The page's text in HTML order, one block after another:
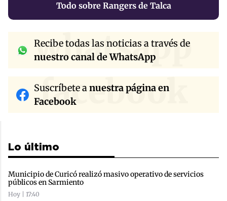
Todo sobre Rangers de Talca
whatsapp
Recibe todas las noticias a través de
nuestro canal de WhatsApp
facebook
Suscríbete anuestra página en
Facebook
Lo último
Municipio de Curicó realizó masivo operativo de servicios
públicos en Sarmiento
Hoy | 17:40